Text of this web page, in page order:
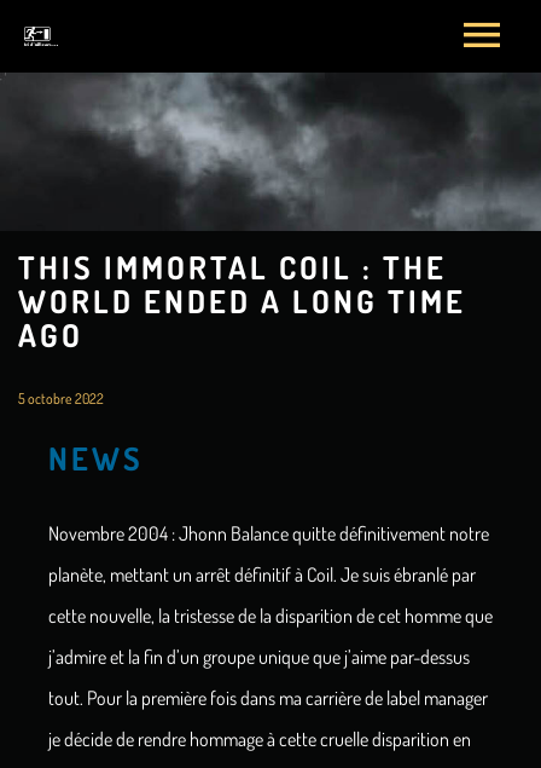
THIS IMMORTAL COIL : THE
WORLD ENDED A LONG TIME
AGO
5 octobre 2022
NEWS
Novembre 2004 : Jhonn Balance quitte définitivement notre
planète, mettant un arrêt définitif à Coil. Je suis ébranlé par
cette nouvelle, la tristesse de la disparition de cet homme que
j’admire et la fin d’un groupe unique que j’aime par-dessus
tout. Pour la première fois dans ma carrière de label manager
je décide de rendre hommage à cette cruelle disparition en